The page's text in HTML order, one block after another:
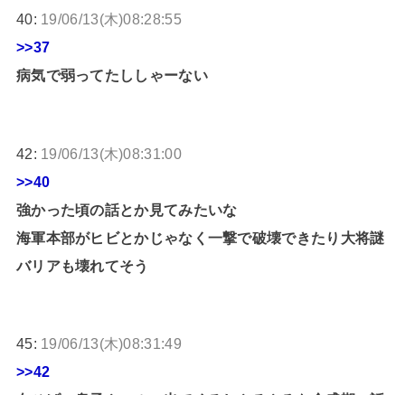
40: 19/06/13(木)08:28:55
>>37
病気で弱ってたししゃーない
42: 19/06/13(木)08:31:00
>>40
強かった頃の話とか見てみたいな
海軍本部がヒビとかじゃなく一撃で破壊できたり大将謎
バリアも壊れてそう
45: 19/06/13(木)08:31:49
>>42